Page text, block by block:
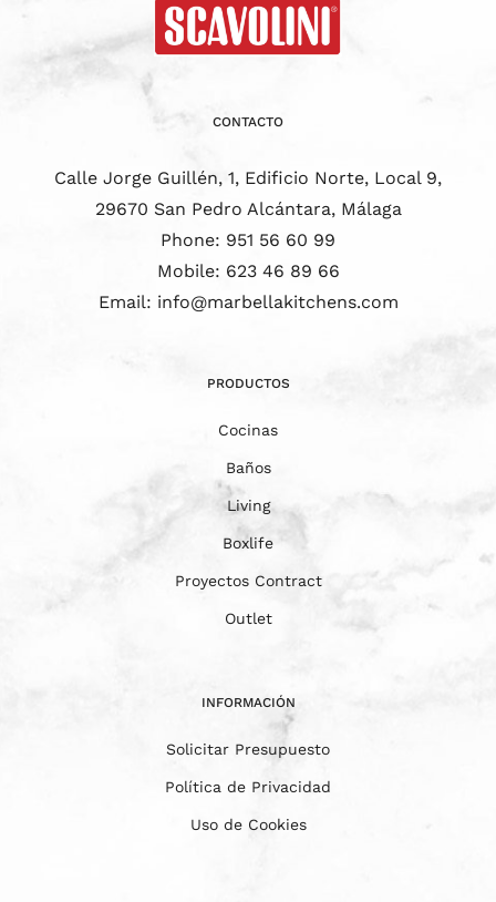
CONTACTO
Calle Jorge Guillén, 1, Edificio Norte, Local 9,
29670 San Pedro Alcántara, Málaga
Phone: 951 56 60 99
Mobile: 623 46 89 66
Email: info@marbellakitchens.com
PRODUCTOS
Cocinas
Baños
Living
Boxlife
Proyectos Contract
Outlet
INFORMACIÓN
Solicitar Presupuesto
Política de Privacidad
Uso de Cookies